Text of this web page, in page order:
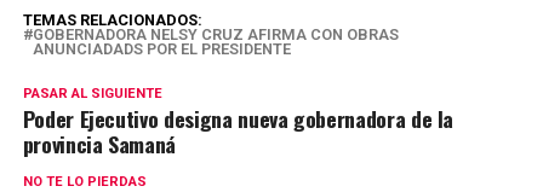
TEMAS RELACIONADOS:
GOBERNADORA NELSY CRUZ AFIRMA CON OBRAS
ANUNCIADADS POR EL PRESIDENTE
PASAR AL SIGUIENTE
Poder Ejecutivo designa nueva gobernadora de la
provincia Samaná
NO TE LO PIERDAS